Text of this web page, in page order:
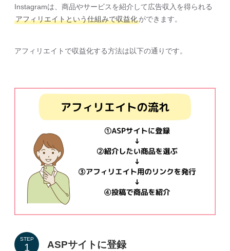
Instagramは、商品やサービスを紹介して広告収入を得られる
アフィリエイトという仕組みで収益化ができます。
アフィリエイトで収益化する方法は以下の通りです。
STEP ASPサイトに登録